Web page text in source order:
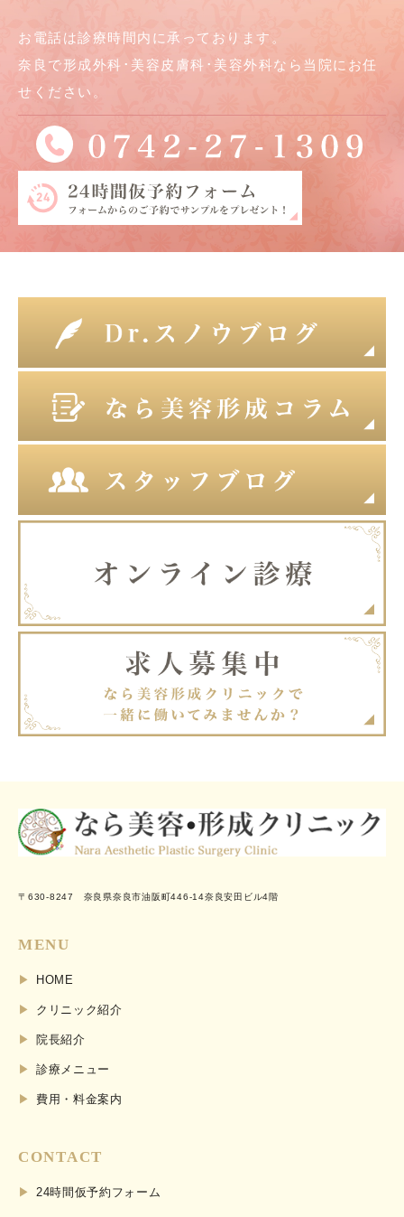
お電話は診療時間内に承っております。
奈良で形成外科･美容皮膚科･美容外科なら当院にお任
せください。
〒630-8247 奈良県奈良市油阪町446-14奈良安田ビル4階
MENU
HOME
クリニック紹介
院長紹介
診療メニュー
費用・料金案内
CONTACT
24時間仮予約フォーム